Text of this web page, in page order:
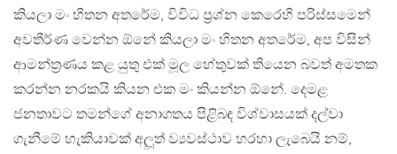
කියලා මං හිතන අතරේම, විවිධ ප‍්‍රශ්න කෙරෙහි පරිස්සමෙන්
අවතීර්ණ වෙන්න ඕනේ කියලා මං හිතන අතරේම, අප විසින්
ආමන්ත‍්‍රණය කළ යුතු එක් මූල හේතුවක් තියෙන බවත් අමතක
කරන්න නරකයි කියන එක මං කියන්න ඕනේ. දෙමළ
ජනතාවට තමන්ගේ අනාගතය පිළිබඳ විශ්වාසයක් දල්වා
ගැනීමේ හැකියාවක් අලූත් ව්‍යවස්ථාව හරහා ලැබෙයි නම්,